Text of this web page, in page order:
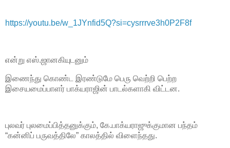
https://youtu.be/w_1JYnfid5Q?si=cysrrrve3h0P2F8f
என்று எஸ்.ஜானகியுடனும்
இணைந்து கொண்ட இரண்டுமே பெரு வெற்றி பெற்ற
இசையமைப்பாளர் பாக்யராஜின் பாடல்களாகி விட்டன.
புலவர் புலமைப்பித்தனுக்கும், கே.பாக்யராஜுக்குமான பந்தம்
“கன்னிப் பருவத்திலே” காலத்தில் விளைந்தது.